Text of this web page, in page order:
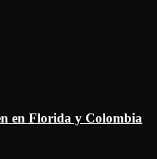
en Florida y Colombia